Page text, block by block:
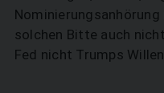
solchen Bitte auch
Fed nicht Trumps